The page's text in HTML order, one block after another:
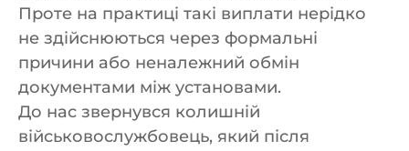
Проте на практиці такі виплати нерідко
не здійснюються через формальні
причини або неналежний обмін
документами між установами.
До нас звернувся колишній
військовослужбовець, який після